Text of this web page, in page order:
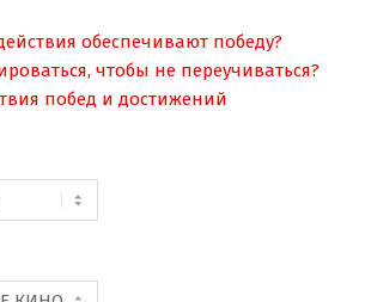
обеспечивают победу?
чтобы не переучиваться?
побед и достижений